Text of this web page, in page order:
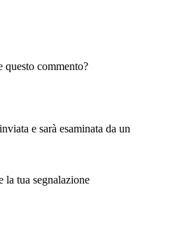
questo commento?
e sarà esaminata da un
la tua segnalazione